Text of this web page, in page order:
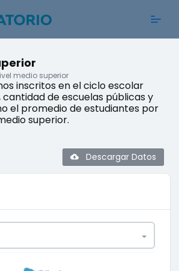
medio superior
inscritos en el ciclo escolar
de escuelas públicas y
el promedio de estudiantes por
superior.
Descargar Datos